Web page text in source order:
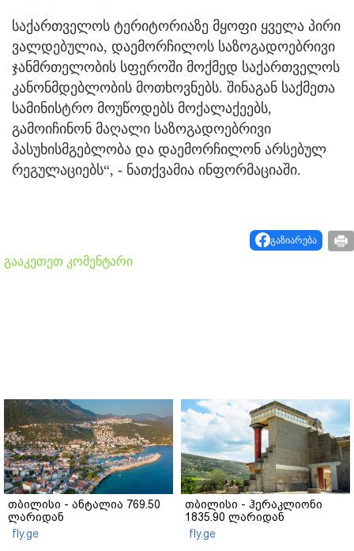
საქართველოს ტერიტორიაზე მყოფი ყველა პირი
ვალდებულია, დაემორჩილოს საზოგადოებრივი
ჯანმრთელობის სფეროში მოქმედ საქართველოს
კანონმდებლობის მოთხოვნებს. შინაგან საქმეთა
სამინისტრო მოუწოდებს მოქალაქეებს,
გამოიჩინონ მაღალი საზოგადოებრივი
პასუხისმგებლობა და დაემორჩილონ არსებულ
რეგულაციებს“, - ნათქვამია ინფორმაციაში.
გაზიარება
გააკეთეთ კომენტარი
თბილისი - ანტალია 769.50
ლარიდან
fly.ge
თბილისი - ჰერაკლიონი
1835.90 ლარიდან
fly.ge